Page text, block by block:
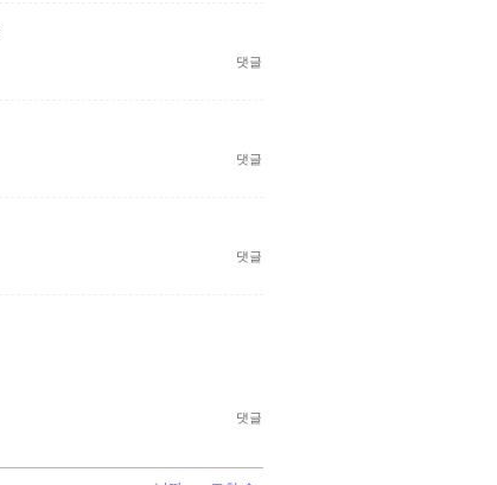
댓글
댓글
댓글
댓글